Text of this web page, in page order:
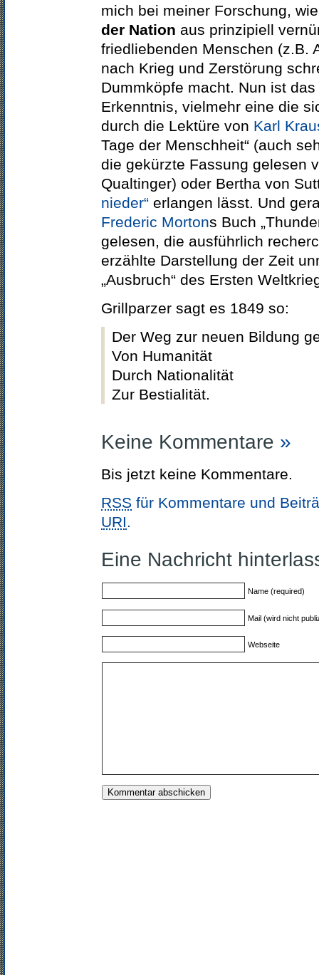
mich bei meiner Forschung,
der Nation aus prinzipiell
friedliebenden Menschen (z.B.
nach Krieg und Zerstörung
Dummköpfe macht. Nun ist
Erkenntnis, vielmehr eine die
durch die Lektüre von Karl
Tage der Menschheit“ (auch
die gekürzte Fassung gelesen
Qualtinger) oder Bertha von
nieder“ erlangen lässt. Und
Frederic Mortons Buch
gelesen, die ausführlich
erzählte Darstellung der Zeit
„Ausbruch“ des Ersten
Grillparzer sagt es 1849 so:
Der Weg zur neuen Bildung
Von Humanität
Durch Nationalität
Zur Bestialität.
Keine Kommentare »
Bis jetzt keine Kommentare.
RSS für Kommentare und
URI.
Eine Nachricht
Name (required)
Mail (wird nicht
Webseite